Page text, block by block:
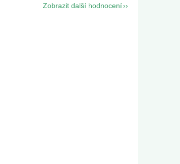
Zobrazit další hodnocení